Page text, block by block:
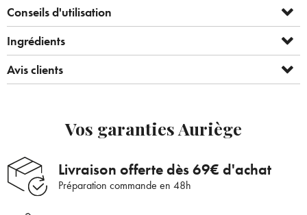
Conseils d'utilisation
Ingrédients
Avis clients
Vos garanties Auriège
Livraison offerte dès 69€ d'achat
Préparation commande en 48h